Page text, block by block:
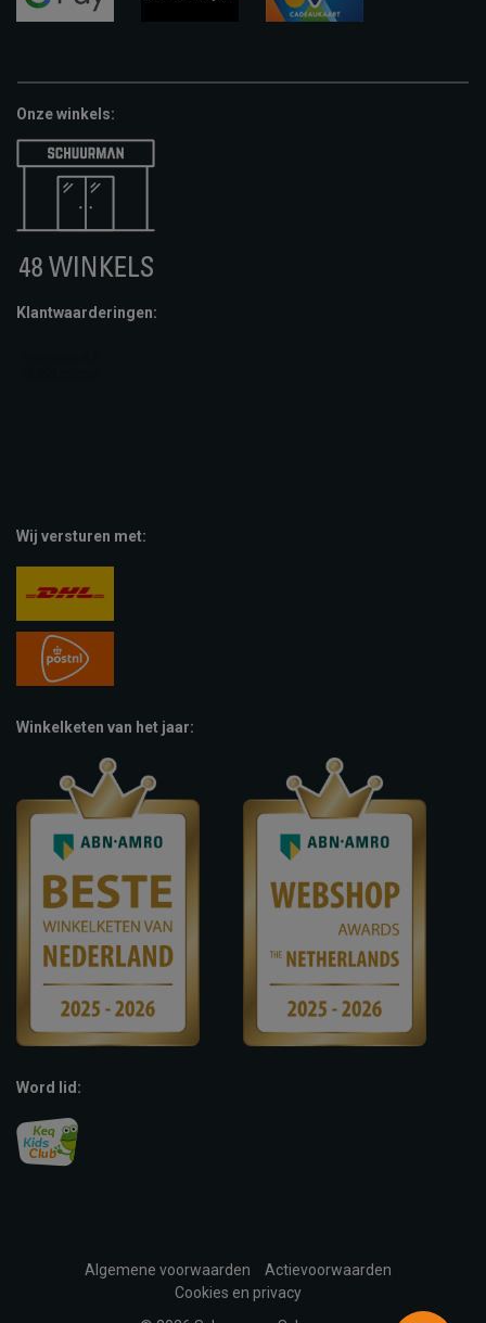
Onze winkels:
Klantwaarderingen:
Wij versturen met:
Winkelketen van het jaar:
Word lid:
Algemene voorwaarden
Actievoorwaarden
Cookies en privacy